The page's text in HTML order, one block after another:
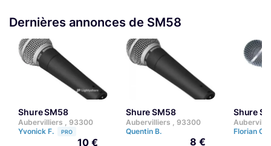
Dernières annonces de SM58
Shure SM58
Aubervilliers , 93300
Yvonick F.
PRO
10 €
Shure SM58
Aubervilliers , 93300
Quentin B.
8 €
Shure
Florian C.